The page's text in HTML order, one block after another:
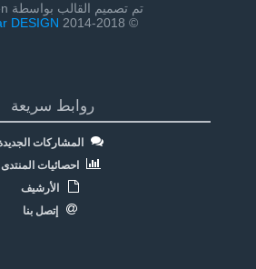
تم تصميم القالب بواسطة NetPen:
© 2014-2018
Mishar DESIGN
روابط سريعة
المشاركات الجديدة
احصائيات المنتدى
الأرشيف
إتصل بنا